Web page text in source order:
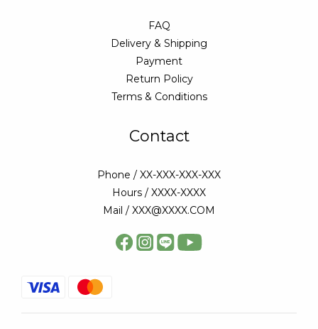
FAQ
Delivery & Shipping
Payment
Return Policy
Terms & Conditions
Contact
Phone / XX-XXX-XXX-XXX
Hours / XXXX-XXXX
Mail / XXX@XXXX.COM